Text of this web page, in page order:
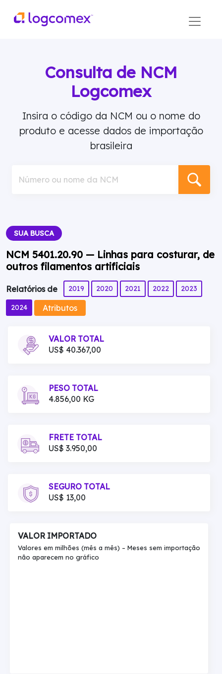
Consulta de NCM
Logcomex
Insira o código da NCM ou o nome do
produto e acesse dados de importação
brasileira
Número ou nome da NCM
SUA BUSCA
NCM 5401.20.90 — Linhas para costurar, de
outros filamentos artificiais
Relatórios de 2019 2020 2021 2022 2023
2024 Atributos
VALOR TOTAL
US$ 40.367,00
PESO TOTAL
4.856,00 KG
FRETE TOTAL
US$ 3.950,00
SEGURO TOTAL
US$ 13,00
VALOR IMPORTADO
Valores em milhões (mês a mês) – Meses sem importação
não aparecem no gráfico